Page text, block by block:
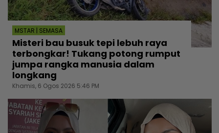
MSTAR | SEMASA
Misteri bau busuk tepi lebuh raya
terbongkar! Tukang potong rumput
jumpa rangka manusia dalam
longkang
Khamis, 6 Ogos 2026 5:46 PM